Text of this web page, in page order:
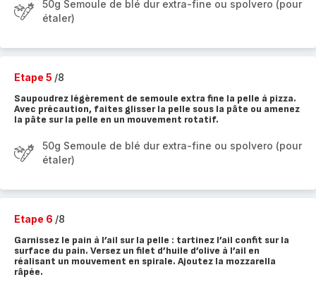
50g Semoule de blé dur extra-fine ou spolvero (pour
étaler)
Etape 5 /8
Saupoudrez légèrement de semoule extra fine la pelle à pizza.
Avec précaution, faites glisser la pelle sous la pâte ou amenez
la pâte sur la pelle en un mouvement rotatif.
50g Semoule de blé dur extra-fine ou spolvero (pour
étaler)
Etape 6 /8
Garnissez le pain à l’ail sur la pelle : tartinez l’ail confit sur la
surface du pain. Versez un filet d’huile d’olive à l’ail en
réalisant un mouvement en spirale. Ajoutez la mozzarella
râpée.